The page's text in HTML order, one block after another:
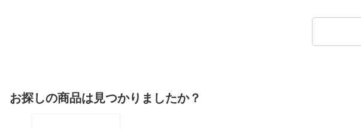
お探しの商品は見つかりましたか？